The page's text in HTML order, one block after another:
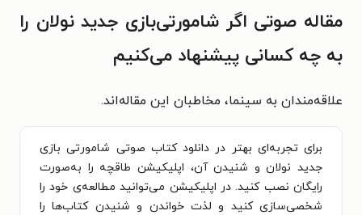
مقاله صوتی اگر شامورتی‌بازی جدید نولان را
به چه کسانی پیشنهاد می‌کنیم
علاقه‌مندان به سینما، مخاطبان این مقاله‌اند.
برای تجربه‌ای بهتر در دانلود کتاب صوتی شامورتی بازی
جدید نولان و شنیدن آن، اپلیکیشن طاقچه را به‌صورت
رایگان نصب کنید. در اپلیکیشن می‌توانید مطالعه‌ی خود را
شخصی‌سازی کنید و لذت خواندن و شنیدن کتاب‌ها را